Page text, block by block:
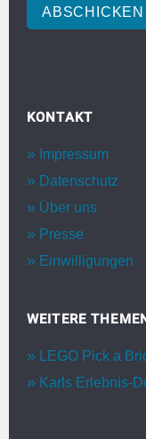
ABSCHICKEN
KONTAKT
Impressum
Datenschutz
Über uns
Presse
Einwilligungen
WEITERE THEMEN
LEGO Pick a
Karls Erlebnis-